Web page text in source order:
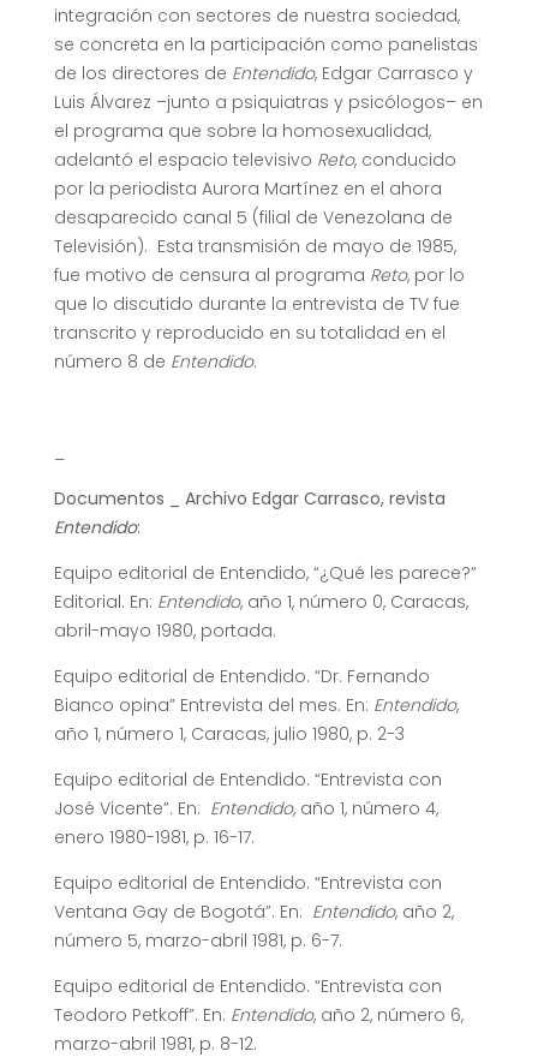
integración con sectores de nuestra sociedad,
se concreta en la participación como panelistas
de los directores de Entendido, Edgar Carrasco y
Luis Álvarez –junto a psiquiatras y psicólogos– en
el programa que sobre la homosexualidad,
adelantó el espacio televisivo Reto, conducido
por la periodista Aurora Martínez en el ahora
desaparecido canal 5 (filial de Venezolana de
Televisión). Esta transmisión de mayo de 1985,
fue motivo de censura al programa Reto, por lo
que lo discutido durante la entrevista de TV fue
transcrito y reproducido en su totalidad en el
número 8 de Entendido.
_
Documentos _ Archivo Edgar Carrasco, revista
Entendido:
Equipo editorial de Entendido, “¿Qué les parece?”
Editorial. En: Entendido, año 1, número 0, Caracas,
abril-mayo 1980, portada.
Equipo editorial de Entendido. “Dr. Fernando
Bianco opina” Entrevista del mes. En: Entendido,
año 1, número 1, Caracas, julio 1980, p. 2-3
Equipo editorial de Entendido. “Entrevista con
José Vicente”. En: Entendido, año 1, número 4,
enero 1980-1981, p. 16-17.
Equipo editorial de Entendido. “Entrevista con
Ventana Gay de Bogotá”. En: Entendido, año 2,
número 5, marzo-abril 1981, p. 6-7.
Equipo editorial de Entendido. “Entrevista con
Teodoro Petkoff”. En: Entendido, año 2, número 6,
marzo-abril 1981, p. 8-12.